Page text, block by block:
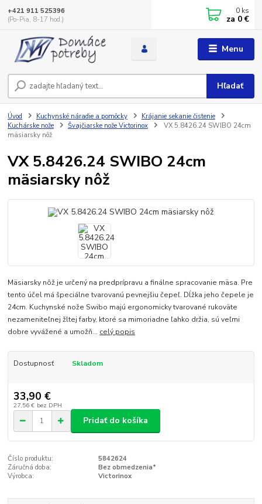
Menu
Hľadať
+421 911 525396
(Po-Pia, 8-17 hod.)
0 ks
za 0 €
Úvod Kuchynské náradie a pomôcky
Krájanie sekanie čistenie
Kuchárske nože
Švajčiarske nože Victorinox
VX 5.8426.24 SWIBO 24cm
mäsiarsky nôž
VX 5.8426.24 SWIBO 24cm
mäsiarsky nôž
Mäsiarsky nôž je určený na predprípravu a finálne spracovanie mäsa. Pre
tento účel má špeciálne tvarovanú pevnejšiu čepeľ. Dĺžka jeho čepele je
24cm. Kuchynské nože Swibo majú ergonomicky tvarované rukoväte
nezameniteľnej žltej farby, ktoré sa mimoriadne ľahko držia, sú veľmi
dobre vyvážené a umožň... celý popis
Dostupnosť Skladom
33,90 €
27,56 € bez DPH
Pridať do košíka
Číslo produktu:
5842624
Záručná doba:
Bez obmedzenia*
Výrobca:
Victorinox